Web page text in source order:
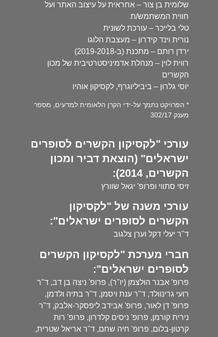
שלומית בן צור – אחראית על עיצוב האתר ועל
חווית המשתמש/ת
טלי בלייכר – עורכת לשונית
נורית וינד קידרון – מעצבת הלוגו
ירדן רותם – מתכנת (ב-2019-2018)
רווית לוין – מנהלת אדמיניסטרטיבית של מכון
הקשרים
יוסי גלרון – ביביליוגרף, לקסיקון אוהיו
* הפרויקט נתמך על-ידי הקרן הלאומית למדעים, מספר
מענק 302/17
עורכי "לקסיקון הקשרים לסופרים
ישראלים" (הוצאת דביר ומכון
הקשרים, 2014):
זיסי סתווי ופרופ' יגאל שוורץ
עורכי משנה של "לקסיקון
הקשרים לסופרים ישראלים":
ד"ר יעלי דקל וערן צלגוב
חברי מערכת "לקסיקון הקשרים
לסופרים ישראלים":
פרופ' אבנר הולצמן (יו"ר), פרופ' ניצה בן דב, ד"ר
רועי גרינוולד, ד"ר ענת ויסמן, ד"ר בתיה ולדמן,
פרופ' דן לאור, פרופ' אבידב ליפסקר-אלבק, ד"ר
נירית קורמן, פרופ' ניסים קלדרון, פרופ' רות
קרטון-בלום, פרופ' חיה שחם, ד"ר אריאל שטרית,